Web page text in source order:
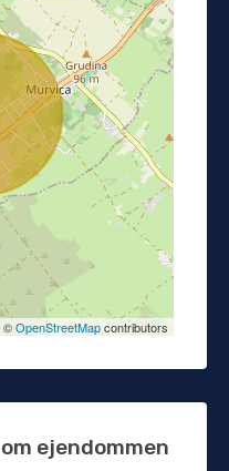
©OpenStreetMapcontributors
ejendommen